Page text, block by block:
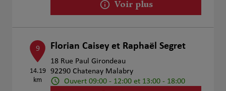
Voir plus
9
14.19
km
Florian Caisey et Raphaël Segret
18 Rue Paul Girondeau
92290 Chatenay Malabry
Ouvert 09:00 - 12:00 et 13:00 - 18:00